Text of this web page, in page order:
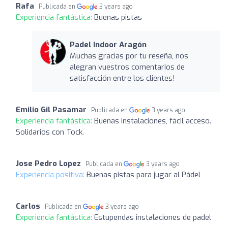
Rafa Publicada en 3 years ago
Experiencia fantástica: Buenas pistas
Padel Indoor Aragón
Muchas gracias por tu reseña, nos
alegran vuestros comentarios de
satisfacción entre los clientes!
Emilio Gil Pasamar Publicada en 3 years ago
Experiencia fantástica: Buenas instalaciones, fácil acceso.
Solidarios con Tock.
Jose Pedro Lopez Publicada en 3 years ago
Experiencia positiva: Buenas pistas para jugar al Pádel
Carlos Publicada en 3 years ago
Experiencia fantástica: Estupendas instalaciones de padel